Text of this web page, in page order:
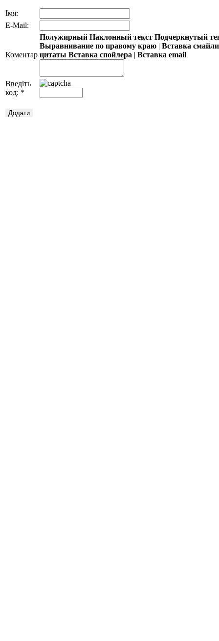
Імя:
E-Mail:
Коментар
Полужирный Наклонный текст Подчеркнутый
Выравнивание по правому краю | Вставка
цитаты Вставка спойлера | Вставка email
Введіть
код: *